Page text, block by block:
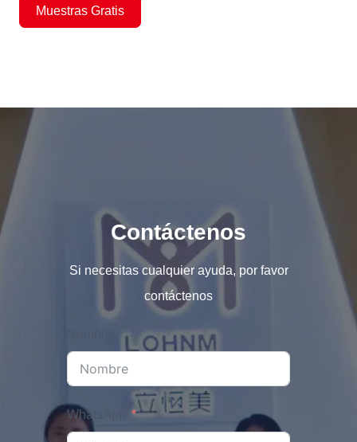
Muestras Gratis
Contáctenos
Si necesitas cualquier ayuda, por favor
contáctenos
WhatsApp